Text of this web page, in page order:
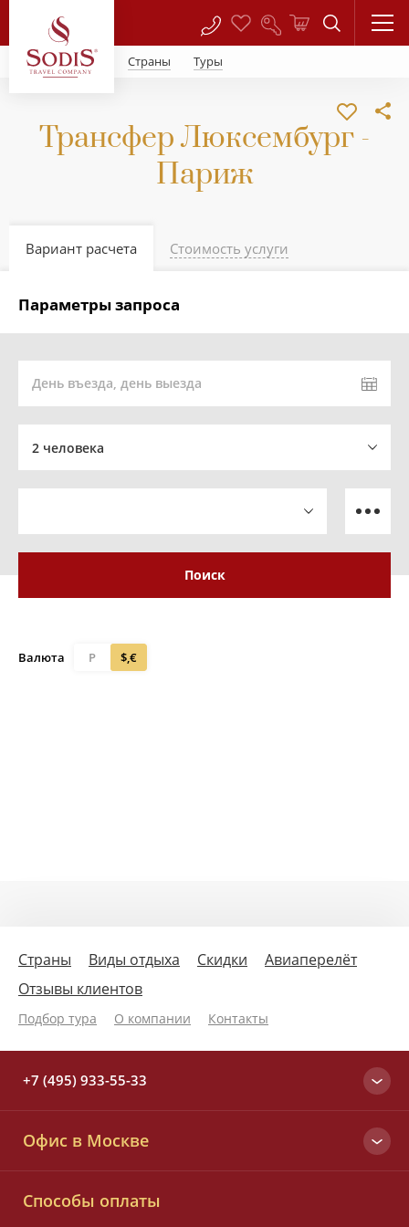
Страны Туры
Трансфер Люксембург -
Париж
Вариант расчета Стоимость услуги
Параметры запроса
День въезда, день выезда
2 человека
Поиск
Валюта Р $,€
Страны Виды отдыха Скидки
Авиаперелёт
Отзывы клиентов
Подбор тура О компании Контакты
+7 (495) 933-55-33
+7 (495) 933-55-33
8 (800) 700-25-33
Офис в Москве
Способы оплаты